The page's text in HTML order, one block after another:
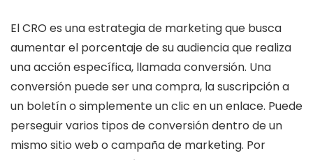
El CRO es una estrategia de marketing que busca
aumentar el porcentaje de su audiencia que realiza
una acción específica, llamada conversión. Una
conversión puede ser una compra, la suscripción a
un boletín o simplemente un clic en un enlace. Puede
perseguir varios tipos de conversión dentro de un
mismo sitio web o campaña de marketing. Por